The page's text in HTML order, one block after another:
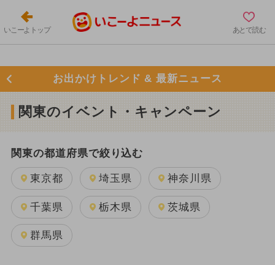
いこーよトップ あとで読む
お出かけトレンド & 最新ニュース
関東のイベント・キャンペーン
関東の都道府県で絞り込む
東京都 埼玉県 神奈川県
千葉県 栃木県 茨城県
群馬県